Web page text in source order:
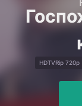
HDTVRip 720p